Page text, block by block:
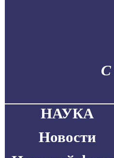
С
НАУКА
Новости